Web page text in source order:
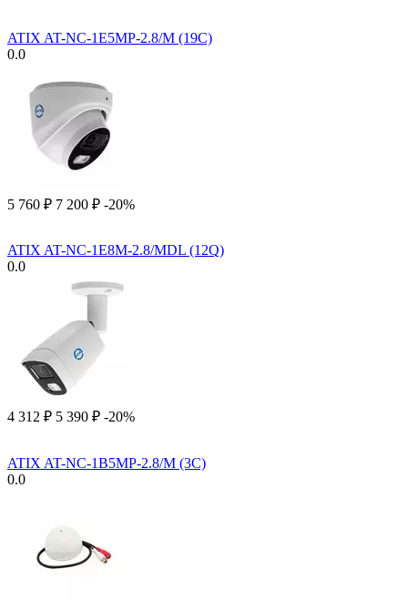
ATIX AT-NC-1E5MP-2.8/M (19C)
0.0
5 760 ₽ 7 200 ₽ -20%
ATIX AT-NC-1E8M-2.8/MDL (12Q)
0.0
4 312 ₽ 5 390 ₽ -20%
ATIX AT-NC-1B5MP-2.8/M (3C)
0.0